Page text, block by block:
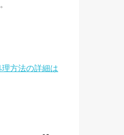
方法の詳細は